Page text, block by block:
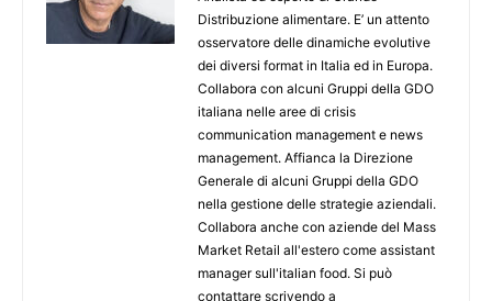
Distribuzione alimentare. E’ un attento
osservatore delle dinamiche evolutive
dei diversi format in Italia ed in Europa.
Collabora con alcuni Gruppi della GDO
italiana nelle aree di crisis
communication management e news
management. Affianca la Direzione
Generale di alcuni Gruppi della GDO
nella gestione delle strategie aziendali.
Collabora anche con aziende del Mass
Market Retail all'estero come assistant
manager sull'italian food. Si può
contattare scrivendo a